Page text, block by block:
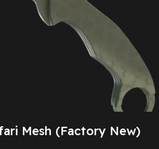
Mesh (Factory New)